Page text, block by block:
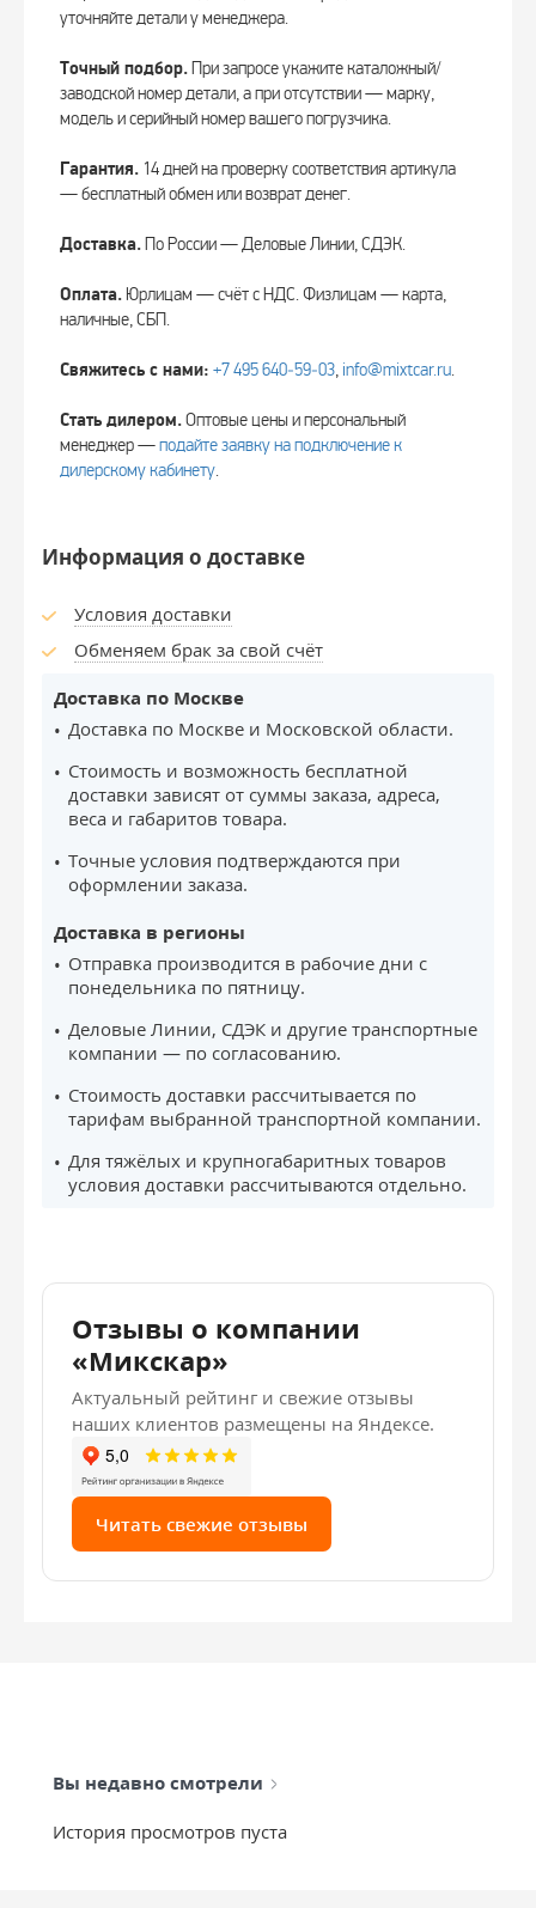
уточняйте детали у менеджера.
Точный подбор.При запросе укажите каталожный/
заводской номер детали, а при отсутствии — марку,
модель и серийный номер вашего погрузчика.
Гарантия. 14 дней на проверку соответствия артикула
— бесплатный обмен или возврат денег.
Доставка.По России — Деловые Линии, СДЭК.
Оплата. Юрлицам — счёт с НДС. Физлицам — карта,
наличные, СБП.
Свяжитесь с нами: +7 495 640‑59‑03, info@mixtcar.ru.
Стать дилером.Оптовые цены и персональный
менеджер —подайте заявку на подключение к
дилерскому кабинету.
Информация о доставке
Условия доставки
Обменяем брак за свой счёт
Доставка по Москве
Доставка по Москве и Московской области.
Стоимость и возможность бесплатной
доставки зависят от суммы заказа, адреса,
веса и габаритов товара.
Точные условия подтверждаются при
оформлении заказа.
Доставка в регионы
Отправка производится в рабочие дни с
понедельника по пятницу.
Деловые Линии, СДЭК и другие транспортные
компании — по согласованию.
Стоимость доставки рассчитывается по
тарифам выбранной транспортной компании.
Для тяжёлых и крупногабаритных товаров
условия доставки рассчитываются отдельно.
Отзывы о компании
«Микскар»
Актуальный рейтинг и свежие отзывы
наших клиентов размещены на Яндексе.
Читать свежие отзывы
Вы недавно смотрели
История просмотров пуста